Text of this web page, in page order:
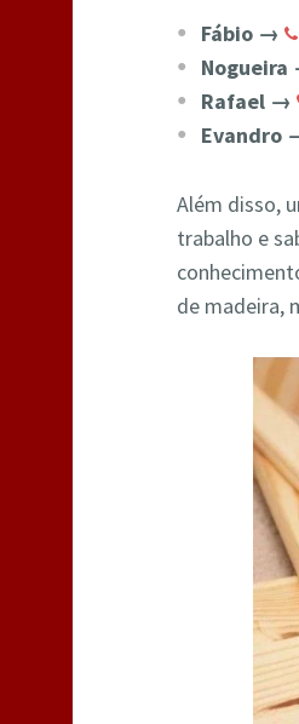
Fábio →
Nogueira
Rafael →
Evandro
Além disso,
trabalho e
de madeira,